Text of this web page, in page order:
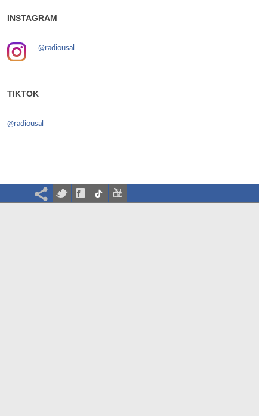
INSTAGRAM
@radiousal
TIKTOK
@radiousal